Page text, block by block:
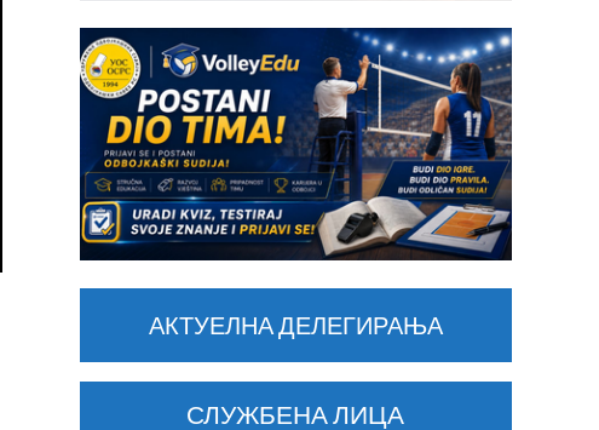
АКТУЕЛНА ДЕЛЕГИРАЊА
СЛУЖБЕНА ЛИЦА